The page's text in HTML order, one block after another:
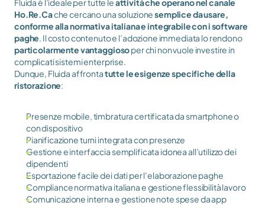
Fluida è l’ideale per tutte le attività che operano nel canale
Ho.Re.Ca che cercano una soluzione semplice da usare,
conforme alla normativa italiana e integrabile con i software
paghe
. Il costo contenuto e l’adozione immediata lo rendono
particolarmente vantaggioso per chi non vuole investire in
complicati sistemi enterprise.
Dunque, Fluida affronta tutte le esigenze specifiche della
ristorazione:
Presenze mobile, timbratura certificata da smartphone o
con dispositivo
Pianificazione turni integrata con presenze
Gestione e interfaccia semplificata idonea all’utilizzo dei
dipendenti
Esportazione facile dei dati per l’elaborazione paghe
Compliance normativa italiana e gestione flessibilità lavoro
Comunicazione interna e gestione note spese da app